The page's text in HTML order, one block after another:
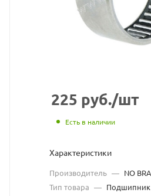
225 руб./шт
Есть в наличии
Характеристики
Производитель — NO
Тип товара — Подшипник